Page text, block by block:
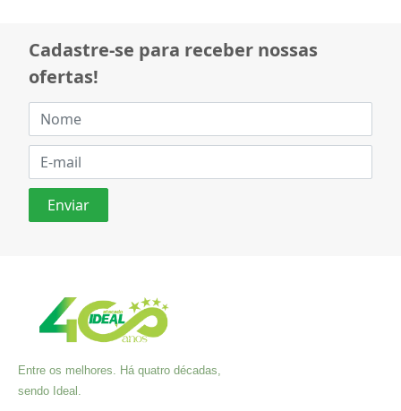
Cadastre-se para receber nossas
ofertas!
Entre os melhores. Há quatro décadas,
sendo Ideal.